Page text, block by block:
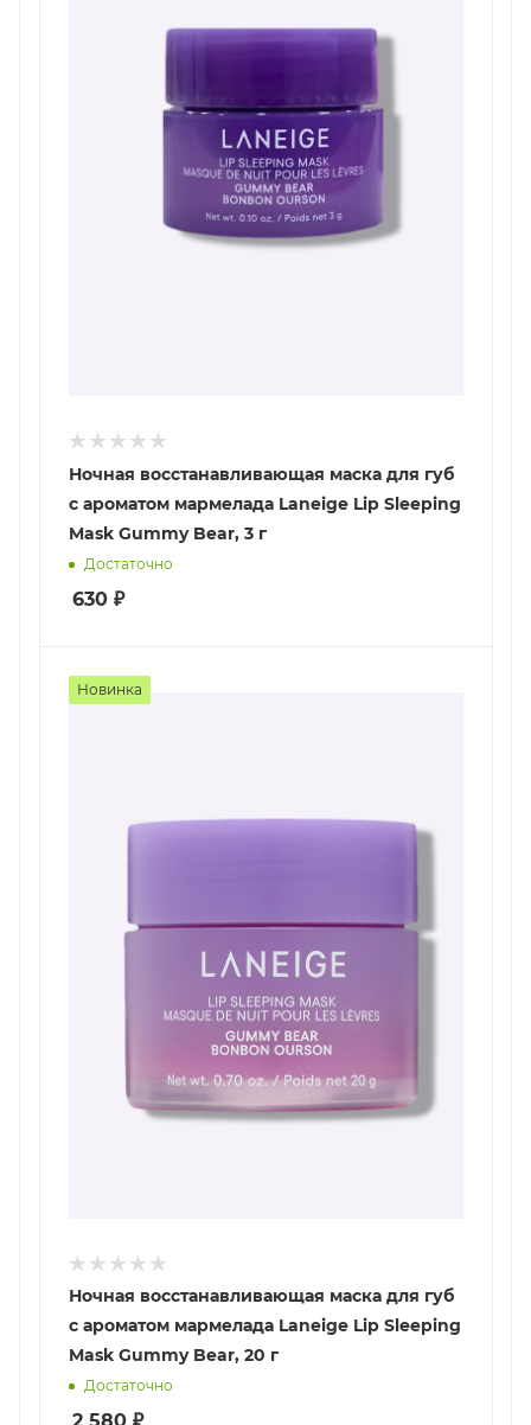
Ночная восстанавливающая маска для губ
с ароматом мармелада Laneige Lip Sleeping
Mask Gummy Bear, 3 г
Достаточно
630 ₽
Новинка
Ночная восстанавливающая маска для губ
с ароматом мармелада Laneige Lip Sleeping
Mask Gummy Bear, 20 г
Достаточно